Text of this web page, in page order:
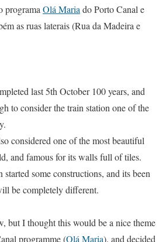
programaOlá Mariado Porto Canal e
as ruas laterais (Rua da Madeira e
last 5th October 100 years, and
to consider the train station one of the
considered one of the most beautiful
and famous for its walls full of tiles.
started some constructions, and its been
be completely different.
but I thought this would be a nice theme
programme (Olá Maria), and decided